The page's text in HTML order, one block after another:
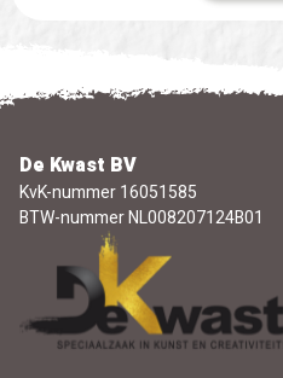
De Kwast BV
KvK-nummer 16051585
BTW-nummer NL008207124B01